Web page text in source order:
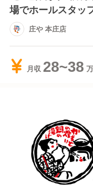
場でホールスタッ
庄や 本庄店
月収 28~38